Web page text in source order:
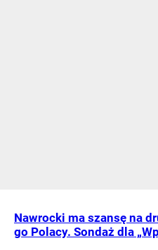
Nawrocki ma szansę na
go Polacy. Sondaż dla